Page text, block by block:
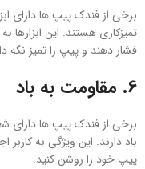
برخی از فندک‌ پیپ ها دارای
تمیزکاری هستند. این ابزارها
فشار دهند و پیپ را تمیز نگه
6. مقاومت به باد
برخی از فندک‌ پیپ ها دارای
باد دارند. این ویژگی به
پیپ خود را روشن کنید.